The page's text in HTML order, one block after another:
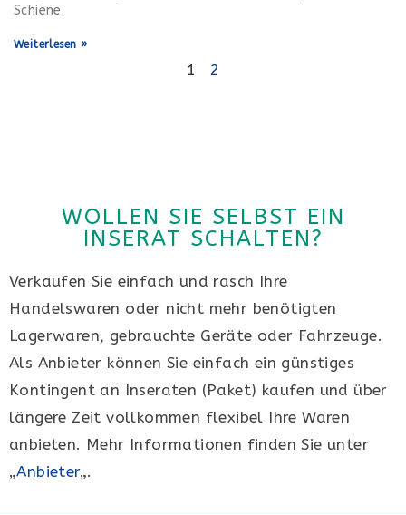
Schiene.
Weiterlesen »
1 2
WOLLEN SIE SELBST EIN
INSERAT SCHALTEN?
Verkaufen Sie einfach und rasch Ihre
Handelswaren oder nicht mehr benötigten
Lagerwaren, gebrauchte Geräte oder Fahrzeuge.
Als Anbieter können Sie einfach ein günstiges
Kontingent an Inseraten (Paket) kaufen und über
längere Zeit vollkommen flexibel Ihre Waren
anbieten. Mehr Informationen finden Sie unter
„Anbieter„.